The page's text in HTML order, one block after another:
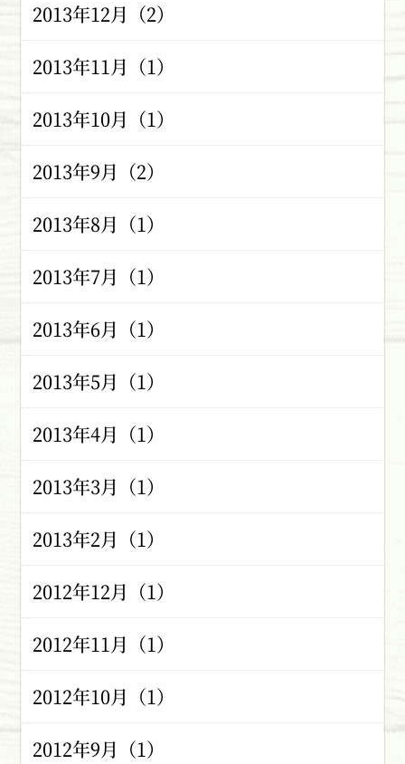
2013年12月（2）
2013年11月（1）
2013年10月（1）
2013年9月（2）
2013年8月（1）
2013年7月（1）
2013年6月（1）
2013年5月（1）
2013年4月（1）
2013年3月（1）
2013年2月（1）
2012年12月（1）
2012年11月（1）
2012年10月（1）
2012年9月（1）